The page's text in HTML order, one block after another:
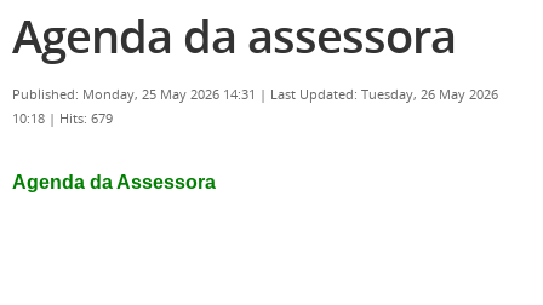
Agenda da assessora
Published: Monday, 25 May 2026 14:31 | Last Updated: Tuesday, 26 May 2026
10:18 | Hits: 679
Agenda da Assessora